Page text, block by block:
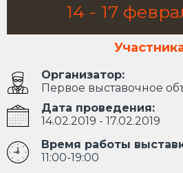
14- 17
Организатор:
Первое выставочное
Дата проведения:
14.02.2019 - 17.02.2019
Время работы
11:00-19:00